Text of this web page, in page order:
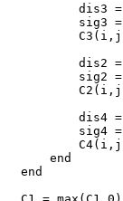
dis3
sig3
dis2
sig2
dis4
sig4
    end
end